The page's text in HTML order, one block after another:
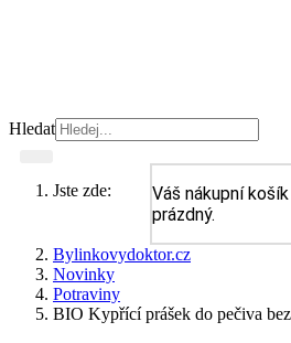
Hledat
Váš nákupní
prázdný.
Jste zde:
Bylinkovydoktor.cz
Novinky
Potraviny
BIO Kypřící prášek do pečiva